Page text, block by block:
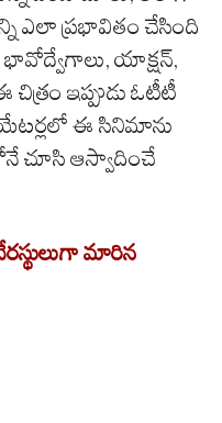
ఎలా ప్రభావితం చేసింది
యాక్షన్,
ఇప్పుడు ఓటీటీ
థియేటర్లలో ఈ సినిమాను
చూసి ఆస్వాదించే
మారిన